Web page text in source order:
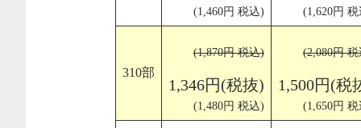
(1,460円 税込) (1,620円
310部
(1,870円 税込)
1,346円(税抜)
(1,480円 税込)
(2,080円
1,500円(税
(1,650円